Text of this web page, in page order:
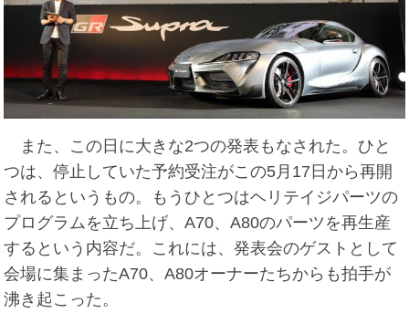
また、この日に大きな2つの発表もなされた。ひと
つは、停止していた予約受注がこの5月17日から再開
されるというもの。もうひとつはヘリテイジパーツの
プログラムを立ち上げ、A70、A80のパーツを再生産
するという内容だ。これには、発表会のゲストとして
会場に集まったA70、A80オーナーたちからも拍手が
沸き起こった。